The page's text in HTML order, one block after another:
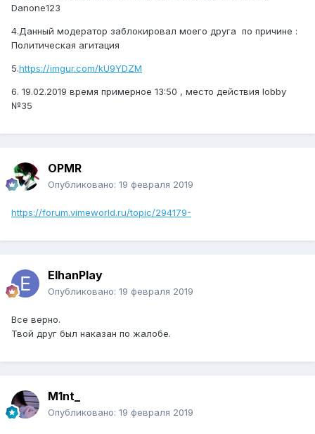
Danone123
4.Данный модератор заблокировал моего друга по причине :
Политическая агитация
5.https://imgur.com/kU9YDZM
6. 19.02.2019 время примерное 13:50 , место действия lobby
№35
OPMR
Опубликовано: 19 февраля 2019
https://forum.vimeworld.ru/topic/294179-
ElhanPlay
Опубликовано: 19 февраля 2019
Все верно.
Твой друг был наказан по жалобе.
M1nt_
Опубликовано: 19 февраля 2019